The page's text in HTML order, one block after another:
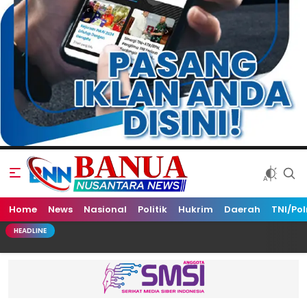
Banua Nusantara News
Home News Nasional Politik Hukrim Daerah TNI/
HEADLINE